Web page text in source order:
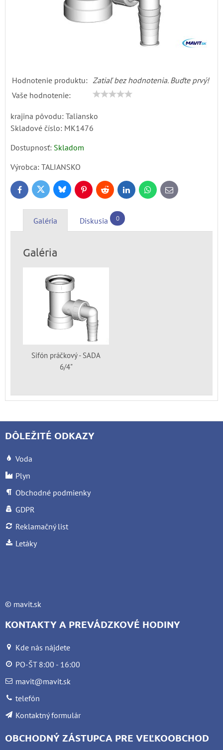
Hodnotenie produktu: Zatiaľ bez hodnotenia. Buďte prvý!
Vaše hodnotenie:
krajina pôvodu: Taliansko
Skladové číslo: MK1476
Dostupnosť: Skladom
Výrobca: TALIANSKO
FacebookTwitter BlueskyPinterestReddit LinkedInWhatsApp
E-
mail
Galéria Diskusia 0
Galéria
Sifón práčkový - SADA
6/4"
DÔLEŽITÉ ODKAZY
Voda
Plyn
Obchodné podmienky
GDPR
Reklamačný list
Letáky
© mavit.sk
KONTAKTY A PREVÁDZKOVÉ HODINY
Kde nás nájdete
PO-ŠT 8:00 - 16:00
mavit@mavit.sk
telefón
Kontaktný formulár
OBCHODNÝ ZÁSTUPCA PRE VEĽKOOBCHOD